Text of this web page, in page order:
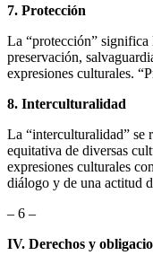
7. Protección
La “protección” significa
preservación,
expresiones culturales.
8. Interculturalidad
La “interculturalidad” se
equitativa de diversas
expresiones culturales
diálogo y de una actitud
– 6 –
IV. Derechos y